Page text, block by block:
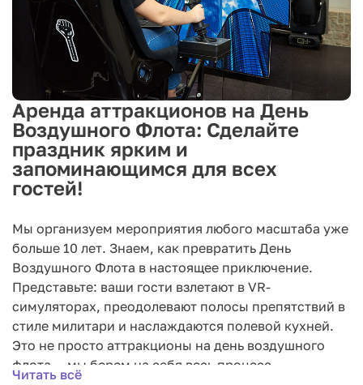
Аренда аттракционов на День
Воздушного Флота: Сделайте
праздник ярким и
запоминающимся для всех
гостей!
Мы организуем мероприятия любого масштаба уже
больше 10 лет. Знаем, как превратить День
Воздушного Флота в настоящее приключение.
Представьте: ваши гости взлетают в VR-
симуляторах, преодолевают полосы препятствий в
стиле милитари и наслаждаются полевой кухней.
Это не просто аттракционы на день воздушного
флота — мы берем на себя весь процесс.
Читать всё